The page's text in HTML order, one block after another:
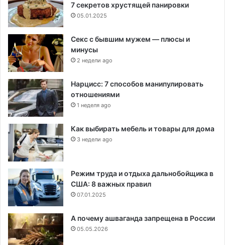
7 секретов хрустящей панировки
05.01.2025
Секс с бывшим мужем — плюсы и
минусы
2 недели ago
Нарцисс: 7 способов манипулировать
отношениями
1 неделя ago
Как выбирать мебель и товары для дома
3 недели ago
Режим труда и отдыха дальнобойщика в
США: 8 важных правил
07.01.2025
А почему ашваганда запрещена в России
05.05.2026